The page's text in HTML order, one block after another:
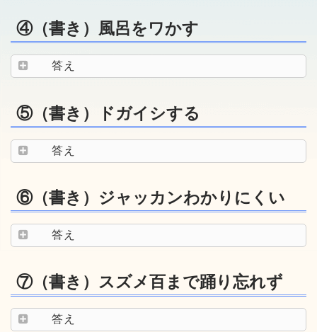
④（書き）風呂をワかす
答え
⑤（書き）ドガイシする
答え
⑥（書き）ジャッカンわかりにくい
答え
⑦（書き）スズメ百まで踊り忘れず
答え